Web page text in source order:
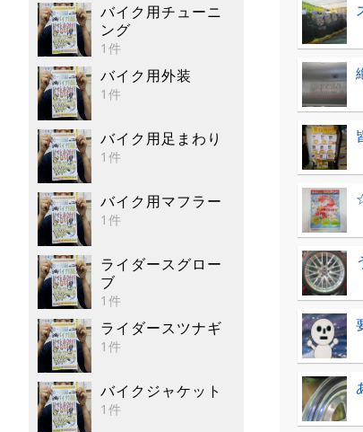
バイク用チューニ
ング
1件
バイク用外装
1件
バイク用足まわり
1件
バイク用マフラー
1件
ライダースグロー
ブ
1件
ライダースツナギ
1件
バイクジャケット
1件